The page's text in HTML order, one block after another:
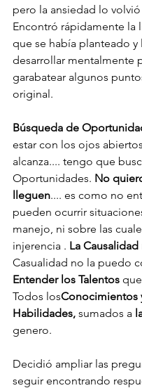
pero la ansiedad lo volvió
Encontró rápidamente la
que se había planteado y
desarrollar mentalmente
garabatear algunos
original.
Búsqueda de
estar con los ojos
alcanza.... tengo que
Oportunidades. No
lleguen.... es como no
pueden ocurrir
manejo, ni sobre las
injerencia . La
Casualidad no la puedo
Entender los Talentos
Todos losConocimientos
Habilidades, sumados a
genero.
Decidió ampliar las
seguir encontrando